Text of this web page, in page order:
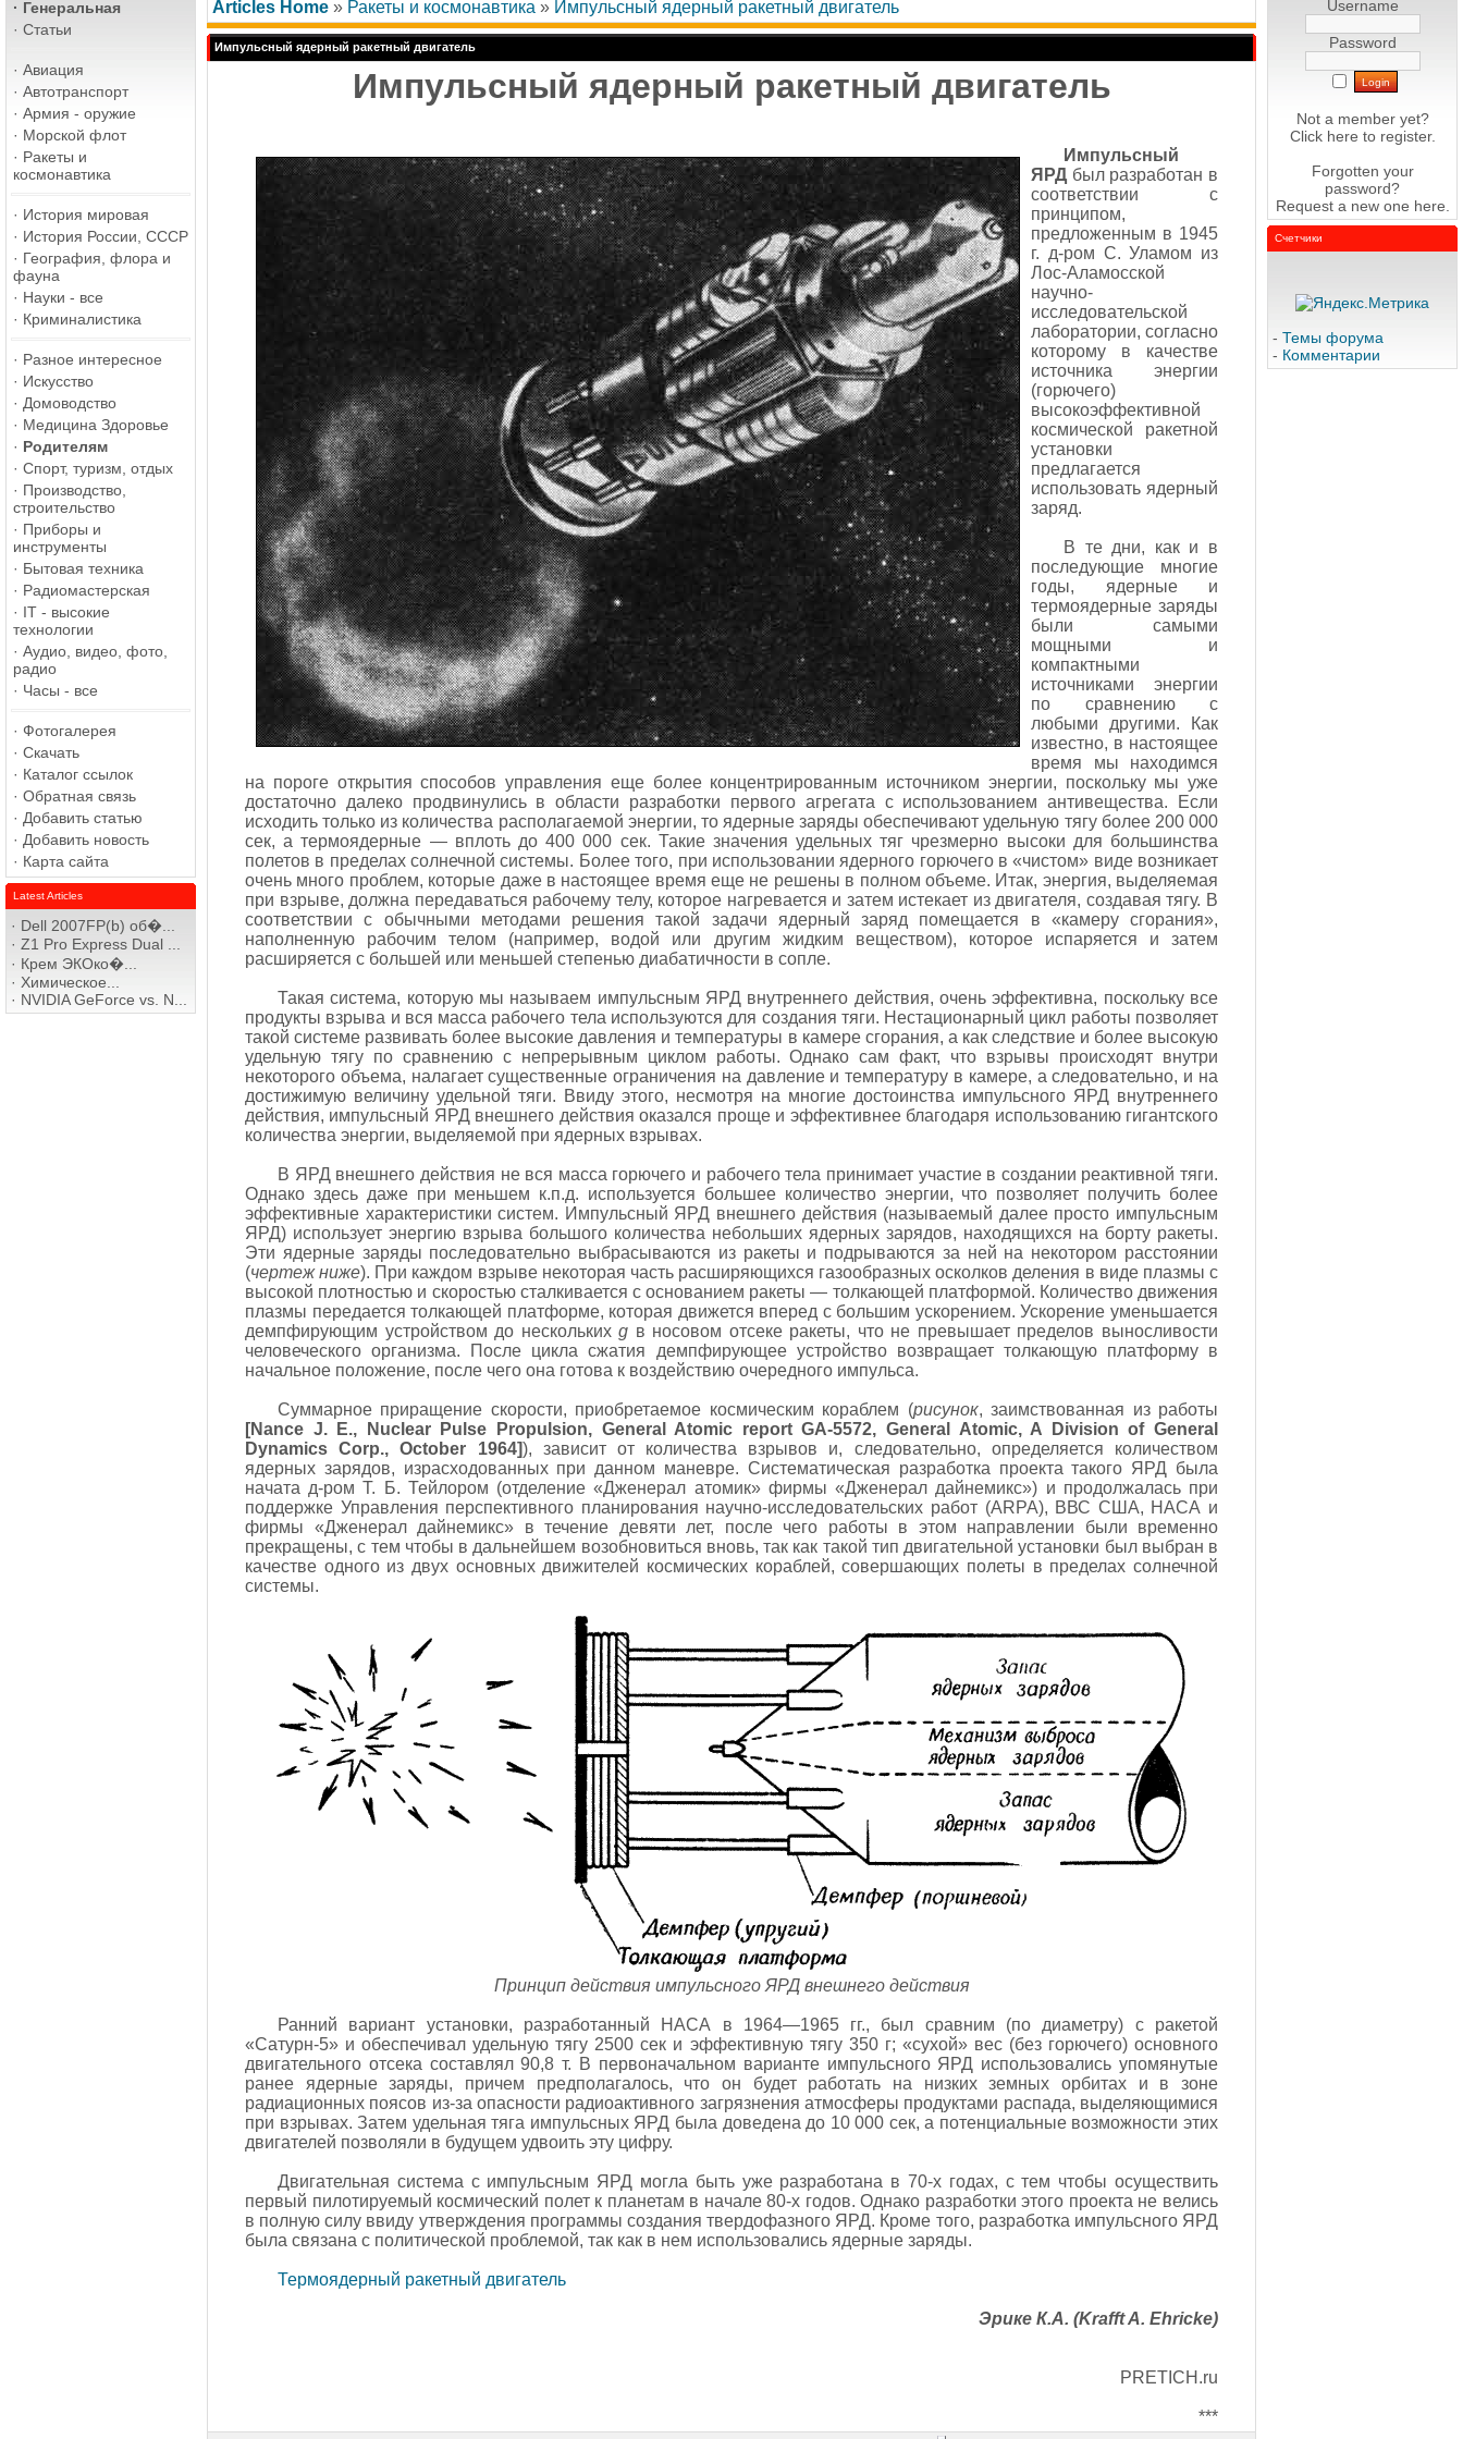
· Генеральная
· Статьи
· Авиация
· Автотранспорт
· Армия - оружие
· Морской флот
· Ракеты и
космонавтика
· История мировая
· История России, СССР
· География, флора и
фауна
· Науки - все
· Криминалистика
· Разное интересное
· Искусство
· Домоводство
· Медицина Здоровье
· Родителям
· Спорт, туризм, отдых
· Производство,
строительство
· Приборы и
инструменты
· Бытовая техника
· Радиомастерская
· IT - высокие
технологии
· Аудио, видео, фото,
радио
· Часы - все
· Фотогалерея
· Скачать
· Каталог ссылок
· Обратная связь
· Добавить статью
· Добавить новость
· Карта сайта
Latest Articles
· Dell 2007FP(b) об�...
· Z1 Pro Express Dual ...
· Крем ЭКОко�...
· Химическое...
· NVIDIA GeForce vs. N...
Articles Home » Ракеты и космонавтика » Импульсный ядерный ракетный двигатель
Импульсный ядерный ракетный двигатель
Импульсный ядерный ракетный двигатель
Импульсный
ЯРД был разработан в
соответствии с
принципом,
предложенным в 1945
г. д-ром С. Уламом из
Лос-Аламосской
научно-
исследовательской
лаборатории, согласно
которому в качестве
источника энергии
(горючего)
высокоэффективной
космической ракетной
установки
предлагается
использовать ядерный
заряд.
В те дни, как и в
последующие многие
годы, ядерные и
термоядерные заряды
были самыми
мощными и
компактными
источниками энергии
по сравнению с
любыми другими. Как
известно, в настоящее
время мы находимся
на пороге открытия способов управления еще более концентрированным источником энергии, поскольку мы уже
достаточно далеко продвинулись в области разработки первого агрегата с использованием антивещества. Если
исходить только из количества располагаемой энергии, то ядерные заряды обеспечивают удельную тягу более 200 000
сек, а термоядерные — вплоть до 400 000 сек. Такие значения удельных тяг чрезмерно высоки для большинства
полетов в пределах солнечной системы. Более того, при использовании ядерного горючего в «чистом» виде возникает
очень много проблем, которые даже в настоящее время еще не решены в полном объеме. Итак, энергия, выделяемая
при взрыве, должна передаваться рабочему телу, которое нагревается и затем истекает из двигателя, создавая тягу. В
соответствии с обычными методами решения такой задачи ядерный заряд помещается в «камеру сгорания»,
наполненную рабочим телом (например, водой или другим жидким веществом), которое испаряется и затем
расширяется с большей или меньшей степенью диабатичности в сопле.
Такая система, которую мы называем импульсным ЯРД внутреннего действия, очень эффективна, поскольку все
продукты взрыва и вся масса рабочего тела используются для создания тяги. Нестационарный цикл работы позволяет
такой системе развивать более высокие давления и температуры в камере сгорания, а как следствие и более высокую
удельную тягу по сравнению с непрерывным циклом работы. Однако сам факт, что взрывы происходят внутри
некоторого объема, налагает существенные ограничения на давление и температуру в камере, а следовательно, и на
достижимую величину удельной тяги. Ввиду этого, несмотря на многие достоинства импульсного ЯРД внутреннего
действия, импульсный ЯРД внешнего действия оказался проще и эффективнее благодаря использованию гигантского
количества энергии, выделяемой при ядерных взрывах.
В ЯРД внешнего действия не вся масса горючего и рабочего тела принимает участие в создании реактивной тяги.
Однако здесь даже при меньшем к.п.д. используется большее количество энергии, что позволяет получить более
эффективные характеристики систем. Импульсный ЯРД внешнего действия (называемый далее просто импульсным
ЯРД) использует энергию взрыва большого количества небольших ядерных зарядов, находящихся на борту ракеты.
Эти ядерные заряды последовательно выбрасываются из ракеты и подрываются за ней на некотором расстоянии
(чертеж ниже). При каждом взрыве некоторая часть расширяющихся газообразных осколков деления в виде плазмы с
высокой плотностью и скоростью сталкивается с основанием ракеты — толкающей платформой. Количество движения
плазмы передается толкающей платформе, которая движется вперед с большим ускорением. Ускорение уменьшается
демпфирующим устройством до несколькихg в носовом отсеке ракеты, что не превышает пределов выносливости
человеческого организма. После цикла сжатия демпфирующее устройство возвращает толкающую платформу в
начальное положение, после чего она готова к воздействию очередного импульса.
Суммарное приращение скорости, приобретаемое космическим кораблем (рисунок, заимствованная из работы
[Nance J. E., Nuclear Pulse Propulsion, General Atomic report GA-5572, General Atomic, A Division of General
Dynamics Corp., October 1964]), зависит от количества взрывов и, следовательно, определяется количеством
ядерных зарядов, израсходованных при данном маневре. Систематическая разработка проекта такого ЯРД была
начата д-ром Т. Б. Тейлором (отделение «Дженерал атомик» фирмы «Дженерал дайнемикс») и продолжалась при
поддержке Управления перспективного планирования научно-исследовательских работ (ARPA), ВВС США, НАСА и
фирмы «Дженерал дайнемикс» в течение девяти лет, после чего работы в этом направлении были временно
прекращены, с тем чтобы в дальнейшем возобновиться вновь, так как такой тип двигательной установки был выбран в
качестве одного из двух основных движителей космических кораблей, совершающих полеты в пределах солнечной
системы.
Принцип действия импульсного ЯРД внешнего действия
Ранний вариант установки, разработанный НАСА в 1964—1965 гг., был сравним (по диаметру) с ракетой
«Сатурн-5» и обеспечивал удельную тягу 2500 сек и эффективную тягу 350 г; «сухой» вес (без горючего) основного
двигательного отсека составлял 90,8 т. В первоначальном варианте импульсного ЯРД использовались упомянутые
ранее ядерные заряды, причем предполагалось, что он будет работать на низких земных орбитах и в зоне
радиационных поясов из-за опасности радиоактивного загрязнения атмосферы продуктами распада, выделяющимися
при взрывах. Затем удельная тяга импульсных ЯРД была доведена до 10 000 сек, а потенциальные возможности этих
двигателей позволяли в будущем удвоить эту цифру.
Двигательная система с импульсным ЯРД могла быть уже разработана в 70-х годах, с тем чтобы осуществить
первый пилотируемый космический полет к планетам в начале 80-х годов. Однако разработки этого проекта не велись
в полную силу ввиду утверждения программы создания твердофазного ЯРД. Кроме того, разработка импульсного ЯРД
была связана с политической проблемой, так как в нем использовались ядерные заряды.
Термоядерный ракетный двигатель
Эрике К.А. (Krafft A. Ehricke)
PRETICH.ru
***
Username
Password
Not a member yet?
Click here to register.
Forgotten your
password?
Request a new one here
Счетчики
- Темы форума
- Комментарии